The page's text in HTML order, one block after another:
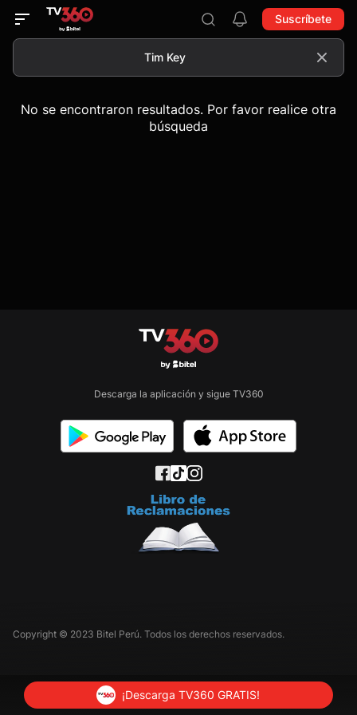
Suscríbete
No se encontraron resultados. Por favor realice otra
búsqueda
Descarga la aplicación y sigue TV360
Copyright © 2023 Bitel Perú. Todos los derechos reservados.
¡Descarga TV360 GRATIS!